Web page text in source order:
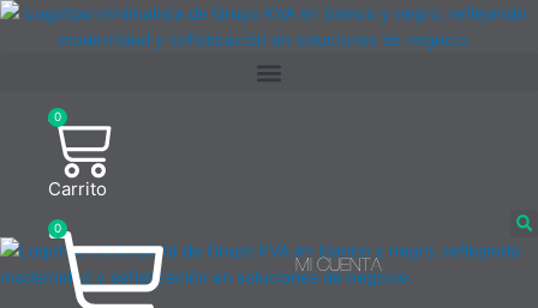
Ir
0
Carrito
MI CUENTA
0